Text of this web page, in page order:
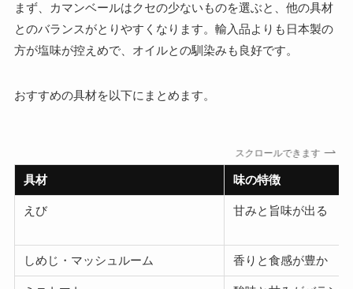
まず、カマンベールはクセの少ないものを選ぶと、他の具材
とのバランスがとりやすくなります。輸入品よりも日本製の
方が塩味が控えめで、オイルとの馴染みも良好です。
おすすめの具材を以下にまとめます。
スクロールできます
具材 味の特徴
えび 甘みと旨味が出る
しめじ・マッシュルーム 香りと食感が豊か